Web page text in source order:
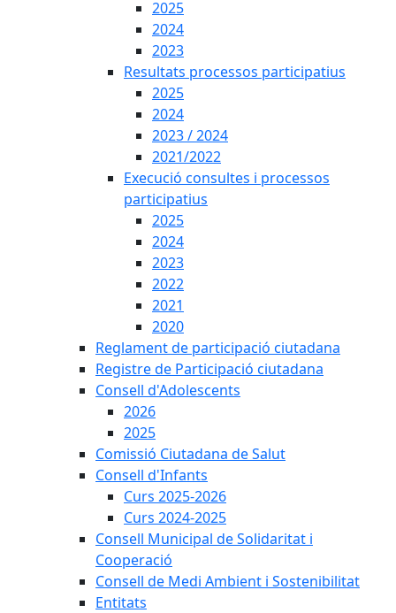
2025
2024
2023
Resultats processos participatius
2025
2024
2023 / 2024
2021/2022
Execució consultes i processos
participatius
2025
2024
2023
2022
2021
2020
Reglament de participació ciutadana
Registre de Participació ciutadana
Consell d'Adolescents
2026
2025
Comissió Ciutadana de Salut
Consell d'Infants
Curs 2025-2026
Curs 2024-2025
Consell Municipal de Solidaritat i
Cooperació
Consell de Medi Ambient i Sostenibilitat
Entitats